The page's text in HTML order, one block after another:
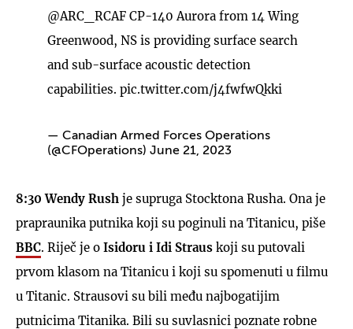
@ARC_RCAF CP-140 Aurora from 14 Wing
Greenwood, NS is providing surface search
and sub-surface acoustic detection
capabilities. pic.twitter.com/j4fwfwQkki
— Canadian Armed Forces Operations
(@CFOperations) June 21, 2023
8:30 Wendy Rush je supruga Stocktona Rusha. Ona je
prapraunika putnika koji su poginuli na Titanicu, piše
BBC. Riječ je o Isidoru i Idi Straus koji su putovali
prvom klasom na Titanicu i koji su spomenuti u filmu
u Titanic. Strausovi su bili među najbogatijim
putnicima Titanika. Bili su suvlasnici poznate robne